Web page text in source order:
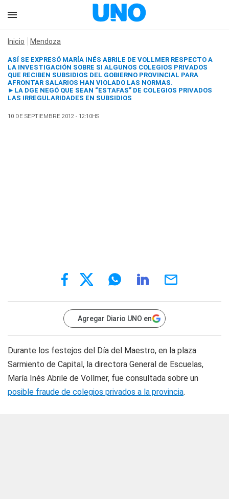
Inicio Mendoza
ASÍ SE EXPRESÓ MARÍA INÉS ABRILE DE VOLLMER RESPECTO A
LA INVESTIGACIÓN SOBRE SI ALGUNOS COLEGIOS PRIVADOS
QUE RECIBEN SUBSIDIOS DEL GOBIERNO PROVINCIAL PARA
AFRONTAR SALARIOS HAN VIOLADO LAS NORMAS.
► LA DGE NEGÓ QUE SEAN “ESTAFAS” DE COLEGIOS PRIVADOS
LAS IRREGULARIDADES EN SUBSIDIOS
10 DE SEPTIEMBRE 2012 - 12:10HS
Agregar Diario UNO en
Durante los festejos del Día del Maestro, en la plaza
Sarmiento de Capital, la directora General de Escuelas,
María Inés Abrile de Vollmer, fue consultada sobre un
posible fraude de colegios privados a la provincia.